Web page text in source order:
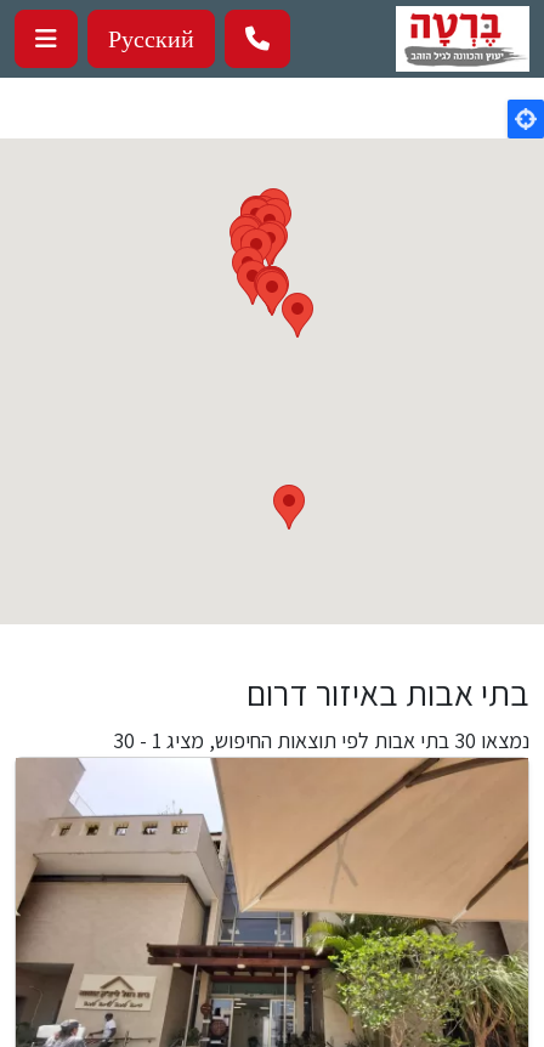
דילוג לתוכן העיקרי
Русский
בתי אבות באיזור דרום
נמצאו 30 בתי אבות לפי תוצאות החיפוש, מציג 1 - 30